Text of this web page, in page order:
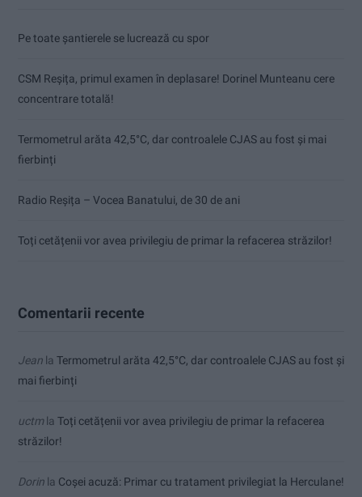
Pe toate șantierele se lucrează cu spor
CSM Reșița, primul examen în deplasare! Dorinel Munteanu cere
concentrare totală!
Termometrul arăta 42,5°C, dar controalele CJAS au fost și mai
fierbinți
Radio Reșița – Vocea Banatului, de 30 de ani
Toți cetățenii vor avea privilegiu de primar la refacerea străzilor!
Comentarii recente
Jean la Termometrul arăta 42,5°C, dar controalele CJAS au fost și
mai fierbinți
uctmla Toți cetățenii vor avea privilegiu de primar la refacerea
străzilor!
Dorin la Coșei acuză: Primar cu tratament privilegiat la Herculane!